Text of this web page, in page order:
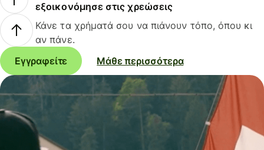
εξοικονόμησε στις χρεώσεις
Κάνε τα χρήματά σου να πιάνουν τόπο, όπου κι
αν πάνε.
Εγγραφείτε
Μάθε περισσότερα